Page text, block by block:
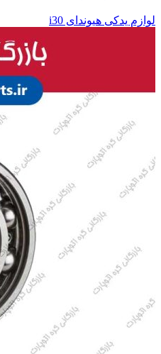
لوازم یدکی هیوندای i30